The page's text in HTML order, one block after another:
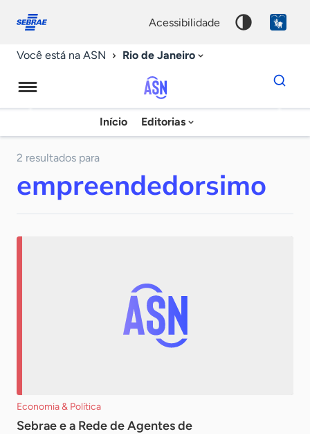
conosco
acessibilidade
Você está na ASN Rio de Janeiro
Agência
Sebrae
Notícias
Início Editorias
Dados
para
chave
2 resultados para
empreendedorsimo
Economia & Política
Sebrae e a Rede de Agentes de